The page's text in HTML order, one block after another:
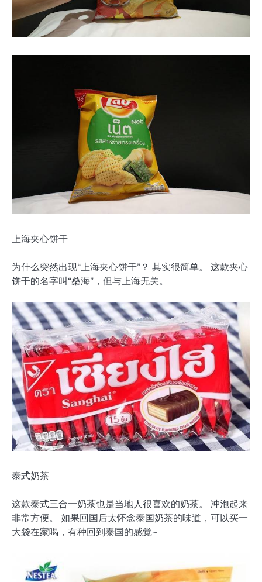
上海夹心饼干
为什么突然出现“上海夹心饼干”？ 其实很简单。 这款夹心
饼干的名字叫“桑海”，但与上海无关。
泰式奶茶
这款泰式三合一奶茶也是当地人很喜欢的奶茶。 冲泡起来
非常方便。 如果回国后太怀念泰国奶茶的味道，可以买一
大袋在家喝，有种回到泰国的感觉~